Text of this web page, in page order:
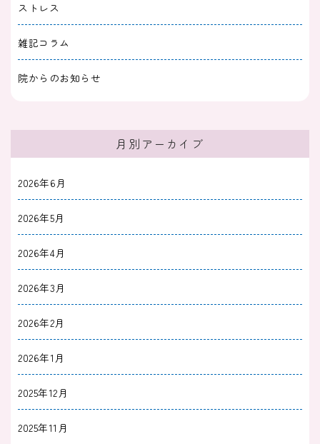
2025/11/30
頭がスッキリしないときの対処法｜もやもやす
る原因や病気の可能性
感情がなくなるのはうつのせい？考えられる原
因や取り戻すステップも
カウンセリング後に落ち込むのはなぜ？５つの
理由と対処法を解説
2025/10/27
「何も楽しいことがない全てのことがめんどく
さい」はこころのSOSかも
2025/08/31
「物事を深く考えられない」は病気？考えがま
とまらない原因と対処法を解説
ストレス
雑記コラム
院からのお知らせ
月別アーカイブ
2026年6月
2026年5月
2026年4月
2026年3月
2026年2月
2026年1月
2025年12月
2025年11月